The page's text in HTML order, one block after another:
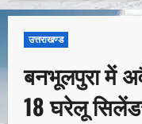
उत्तराखण्ड
बनभूलपुरा में
18 घरेलू